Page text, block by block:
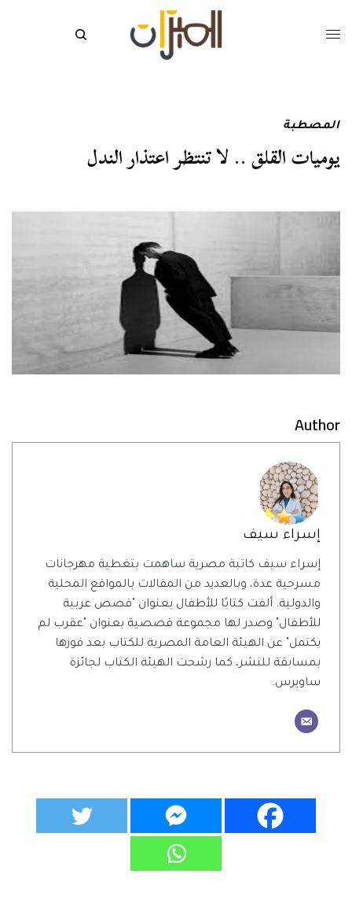
المصطبة
يوميات القلق .. لا تنتظر اعتذار الندل
Author
إسراء سيف
إسراء سيف كاتبة مصرية ساهمت بتغطية مهرجانات
مسرحية عدة، وبالعديد من المقالات بالمواقع المحلية
والدولية. ألفت كتابًا للأطفال بعنوان "قصص عربية
للأطفال" وصدر لها مجموعة قصصية بعنوان "عقرب لم
يكتمل" عن الهيئة العامة المصرية للكتاب بعد فوزها
بمسابقة للنشر، كما رشحت الهيئة الكتاب لجائزة
ساويرس.